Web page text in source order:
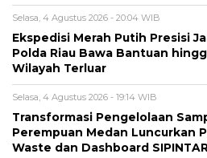
Selasa, 4 Agustus 2026 - 20:04 WIB
Ekspedisi Merah Putih Presisi
Polda Riau Bawa Bantuan
Wilayah Terluar
Selasa, 4 Agustus 2026 - 19:14 WIB
Transformasi Pengelolaan
Perempuan Medan Luncurkan
Waste dan Dashboard